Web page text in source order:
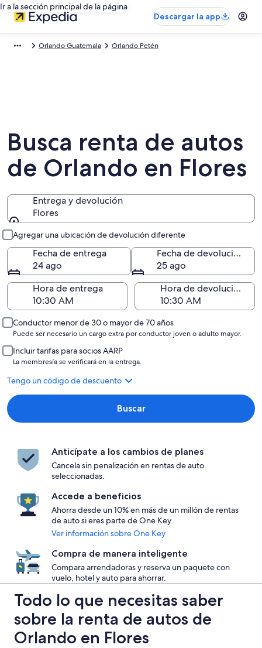
Ir a la sección principal de la página
Descargar la app
Orlando Guatemala Orlando Petén
Busca renta de autos
de Orlando en Flores
Entrega y devolución
Flores
Agregar una ubicación de devolución diferente
Fecha de entrega
24 ago
Fecha de devolución
25 ago
Hora de entrega
Hora de devolución
Conductor menor de 30 o mayor de 70 años
Puede ser necesario un cargo extra por conductor joven o adulto mayor.
Incluir tarifas para socios AARP
La membresía se verificará en la entrega.
Tengo un código de descuento
Buscar
Anticípate a los cambios de planes
Cancela sin penalización en rentas de auto
seleccionadas.
Accede a beneficios
Ahorra desde un 10% en más de un millón de rentas
de auto si eres parte de One Key.
Ver información sobre One Key
Compra de manera inteligente
Compara arrendadoras y reserva un paquete con
vuelo, hotel y auto para ahorrar.
Todo lo que necesitas saber
sobre la renta de autos de
Orlando en Flores